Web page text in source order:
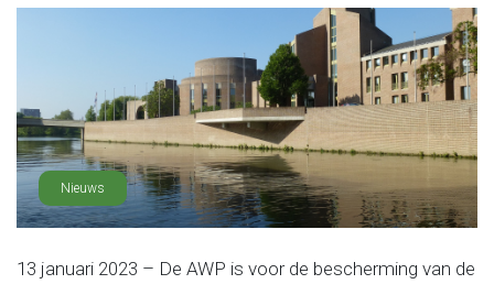
Nieuws
13 januari 2023 – De AWP is voor de bescherming van de